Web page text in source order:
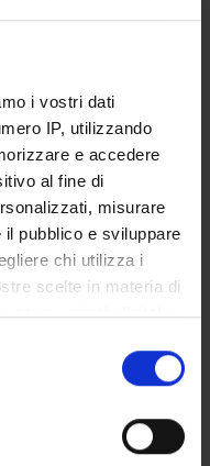
i vostri dati
IP, utilizzando
e accedere
al fine di
misurare
pubblico e sviluppare
chi utilizza i
scelte in materia di
proprietà digitale
in qualsiasi
o facendo clic